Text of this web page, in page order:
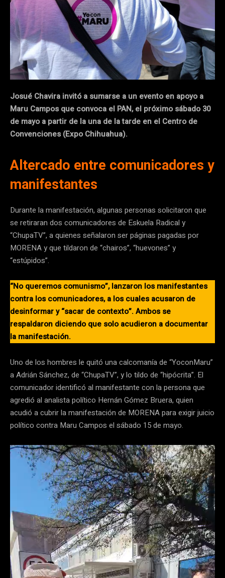
Josué Chavira invitó a sumarse a un evento en apoyo a
Maru Campos que convoca el PAN, el próximo sábado 30
de mayo a partir de la una de la tarde en el Centro de
Convenciones (Expo Chihuahua).
Altercado entre comunicadores y
manifestantes
Durante la manifestación, algunas personas solicitaron que
se retiraran dos comunicadores de Eskuela Radical y
“ChupaTV”, a quienes señalaron ser páginas pagadas por
MORENA y que tildaron de “chairos”, “huevones” y
“estúpidos”.
“No queremos comunismo”, lanzaron los manifestantes
contra los comunicadores, a los cuales acusaron de
desinformar y “sacar de contexto”. Ambos se
respaldaron diciendo que solo acudieron a documentar
la manifestación.
Uno de los hombres le quitó una calcomanía de “YoconMaru”
a Adrián Sánchez, de “ChupaTV”, y lo tildo de “hipócrita”. El
comunicador identificó al manifestante con la persona que
agredió al analista político Hernán Gómez Bruera, quien
acudió a cubrir la manifestación de MORENA para exigir juicio
político contra Maru Campos el sábado 15 de mayo.